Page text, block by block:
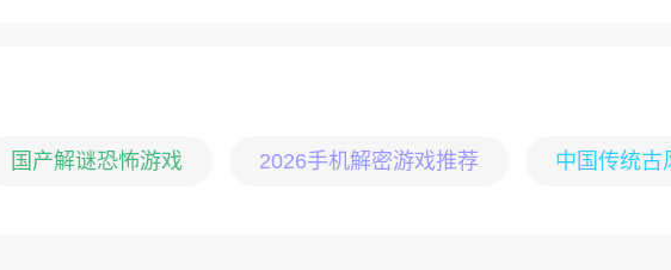
国产解谜恐怖游戏 2026手机解密游戏推荐 中国传统古